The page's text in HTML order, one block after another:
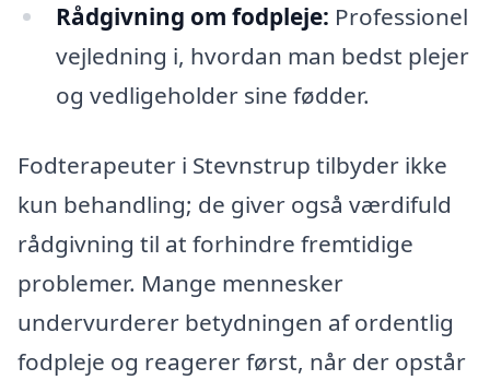
Rådgivning om fodpleje: Professionel
vejledning i, hvordan man bedst plejer
og vedligeholder sine fødder.
Fodterapeuter i Stevnstrup tilbyder ikke
kun behandling; de giver også værdifuld
rådgivning til at forhindre fremtidige
problemer. Mange mennesker
undervurderer betydningen af ordentlig
fodpleje og reagerer først, når der opstår